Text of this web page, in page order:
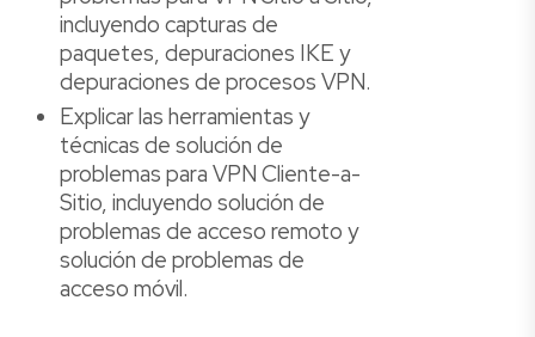
incluyendo capturas de
paquetes, depuraciones IKE y
depuraciones de procesos VPN.
Explicar las herramientas y
técnicas de solución de
problemas para VPN Cliente-a-
Sitio, incluyendo solución de
problemas de acceso remoto y
solución de problemas de
acceso móvil.